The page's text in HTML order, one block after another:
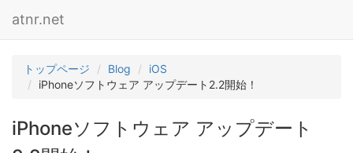
atnr.net
トップページ Blog
iOS
iPhoneソフトウェア アップデート2.2開始！
iPhoneソフトウェア アップデート